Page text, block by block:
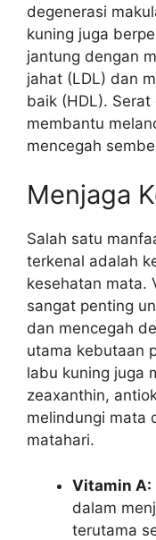
degenerasi
kuning juga
jantung dengan
jahat (LDL) dan
baik (HDL).
membantu
mencegah
Menjaga
Salah satu
terkenal adalah
kesehatan mata.
sangat penting
dan mencegah
utama kebutaan
labu kuning juga
zeaxanthin,
melindungi mata
matahari.
Vitamin A:
dalam
terutama